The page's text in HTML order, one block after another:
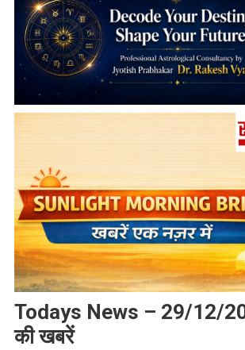
Todays News – 29/12/
की खबरें